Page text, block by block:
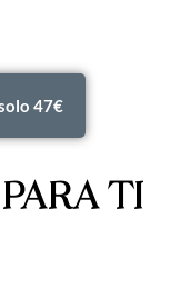
47€
TI